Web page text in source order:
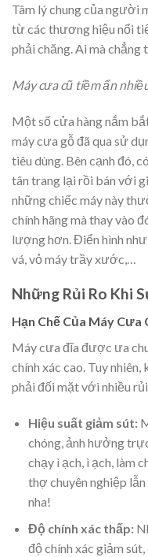
Tâm lý chung của người
từ các thương hiệu nổi
phải chăng. Ai mà chẳng
Máy cưa cũ tiềm ẩn
Một số cửa hàng nắm
máy cưa gỗ đã qua sử
tiêu dùng. Bên cạnh đó,
tân trang lại rồi bán với
những chiếc máy này
chính hãng mà thay vào
lượng hơn. Điển hình
vá, vỏ máy trầy xước,…
Những Rủi Ro Khi
Hạn Chế Của Máy Cưa
Máy cưa đĩa được ưa
chính xác cao. Tuy
phải đối mặt với nhiều
Hiệu suất giảm sút:
chóng, ảnh hưởng
chạy ì ạch, ì ạch, làm
thợ chuyên nghiệp
nha!
Độ chính xác thấp:
độ chính xác giảm